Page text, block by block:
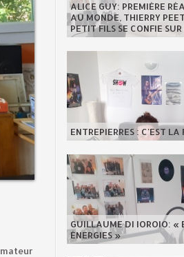
ALICE GUY: PREMIÈRE
AU MONDE, THIERRY
PETIT FILS SE CONFIE
ENTREPIERRES : C'EST
GUILLAUME DI IOROIO: «
ÉNERGIES »